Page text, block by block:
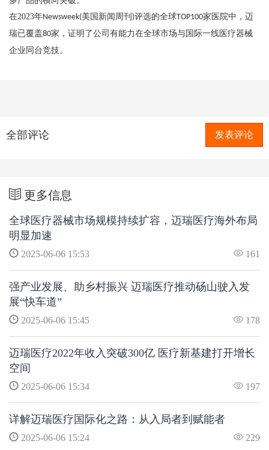
在2023年Newsweek(美国新闻周刊 )评选的全球TOP100家医院中，迈
瑞已覆盖80家，证明了公司有能力在全球市场与国际一线医疗器械
企业同台竞技。
全部评论 发表评论
更多信息
全球医疗器械市场规模持续扩容，迈瑞医疗海外布局
明显加速
2025-06-06 15:53 161
强产业发展、助乡村振兴 迈瑞医疗推动砀山驶入发
展“快车道”
2025-06-06 15:45 178
迈瑞医疗2022年收入突破300亿 医疗新基建打开增长
空间
2025-06-06 15:34 197
详解迈瑞医疗国际化之路：从入局者到赋能者
2025-06-06 15:24 229